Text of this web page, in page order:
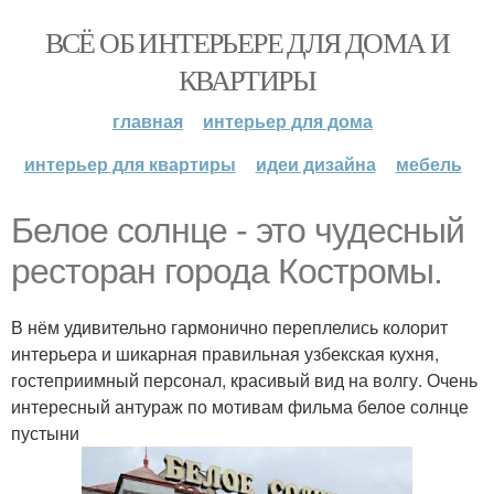
ВСЁ ОБ ИНТЕРЬЕРЕ ДЛЯ ДОМА И
КВАРТИРЫ
главная
интерьер для дома
интерьер для квартиры
идеи дизайна мебель
Белое солнце - это чудесный
ресторан города Костромы.
В нём удивительно гармонично переплелись колорит
интерьера и шикарная правильная узбекская кухня,
гостеприимный персонал, красивый вид на волгу. Очень
интересный антураж по мотивам фильма белое солнце
пустыни